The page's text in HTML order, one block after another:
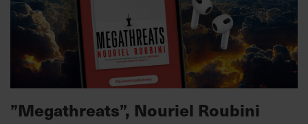
”Megathreats”, Nouriel Roubini